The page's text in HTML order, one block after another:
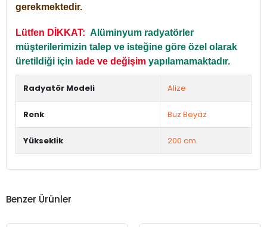
gerekmektedir.
Lütfen DİKKAT: Alüminyum radyatörler
müşterilerimizin talep ve isteğine göre özel olarak
üretildiği için iade ve değişim yapılamamaktadır.
Radyatör Modeli Alize
Renk Buz Beyaz
Yükseklik 200 cm.
Benzer Ürünler